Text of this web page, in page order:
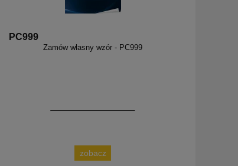
PC999
Zamów własny wzór - PC999
zobacz